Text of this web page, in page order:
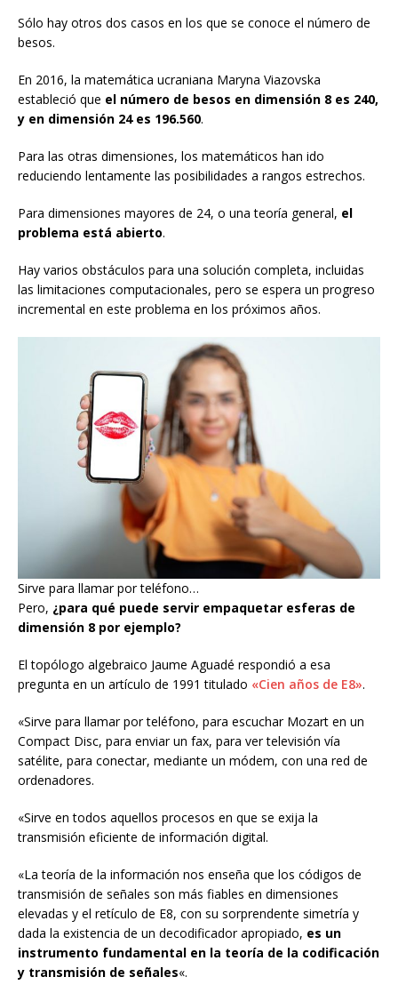
Sólo hay otros dos casos en los que se conoce el número de
besos.
En 2016, la matemática ucraniana Maryna Viazovska
estableció que el número de besos en dimensión 8 es 240,
y en dimensión 24es 196.560.
Para las otras dimensiones, los matemáticos han ido
reduciendo lentamente las posibilidades a rangos estrechos.
Para dimensiones mayores de 24, o una teoría general, el
problema está abierto.
Hay varios obstáculos para una solución completa, incluidas
las limitaciones computacionales, pero se espera un progreso
incremental en este problema en los próximos años.
Sirve para llamar por teléfono…
Pero, ¿para qué puede servir empaquetar esferas de
dimensión 8 por ejemplo?
El topólogo algebraico Jaume Aguadé respondió a esa
pregunta en un artículo de 1991 titulado «Cien años de E8».
«Sirve para llamar por teléfono, para escuchar Mozart en un
Compact Disc, para enviar un fax, para ver televisión vía
satélite, para conectar, mediante un módem, con una red de
ordenadores.
«Sirve en todos aquellos procesos en que se exija la
transmisión eficiente de información digital.
«La teoría de la información nos enseña que los códigos de
transmisión de señales son más fiables en dimensiones
elevadas y el retículo de E8, con su sorprendente simetría y
dada la existencia de un decodificador apropiado, es un
instrumento fundamental en la teoría de la codificación
y transmisión de señales«.